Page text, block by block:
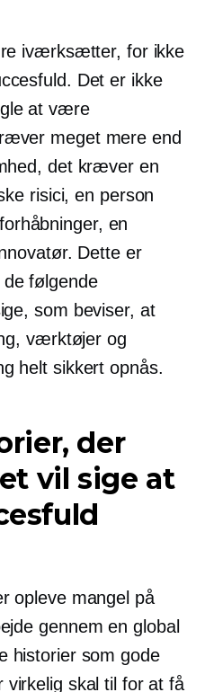
iværksætter, for ikke
Det er ikke
at være
meget mere end
det kræver en
risici, en person
en
Dette er
følgende
som beviser, at
værktøjer og
helt sikkert opnås.
der
vil sige at
opleve mangel på
gennem en global
historier som gode
virkelig skal til for at få